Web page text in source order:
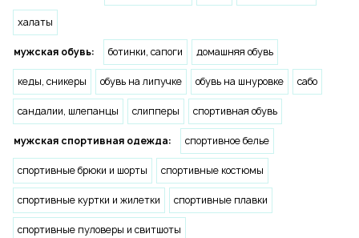
халаты
мужская обувь: ботинки, сапоги домашняя обувь
кеды, сникеры обувь на липучке обувь на шнуровке сабо
сандалии, шлепанцы слипперы спортивная обувь
мужская спортивная одежда: спортивное белье
спортивные брюки и шорты спортивные костюмы
спортивные куртки и жилетки спортивные плавки
спортивные пуловеры и свитшоты